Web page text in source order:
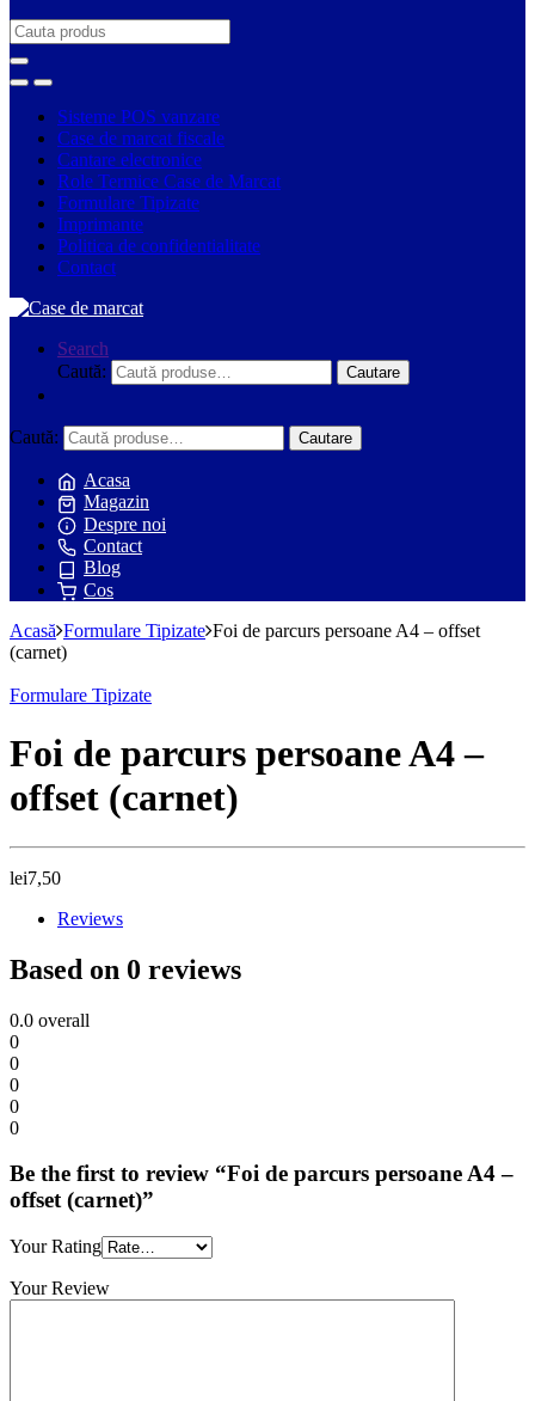
Search
for:
Sisteme POS vanzare
Case de marcat fiscale
Cantare electronice
Role Termice Case de Marcat
Formulare Tipizate
Imprimante
Politica de confidentialitate
Contact
Search
Caută:
Cautare
Caută: Cautare
Acasa
Magazin
Despre noi
Contact
Blog
Cos
Acasă Formulare Tipizate Foi de parcurs persoane A4 – offset
(carnet)
Formulare Tipizate
Foi de parcurs persoane A4 –
offset (carnet)
lei7,50
Reviews
Based on 0 reviews
0.0 overall
0
0
0
0
0
Be the first to review “Foi de parcurs persoane A4 –
offset (carnet)”
Your Rating
Your Review